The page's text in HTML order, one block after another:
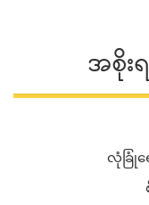
အစိုး
လုံခြုံရ